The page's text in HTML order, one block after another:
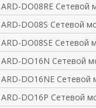
ARD-DO08RE Сетевой
ARD-DO08S Сетевой
ARD-DO08SE Сетевой
ARD-DO16N Сетевой
ARD-DO16NE Сетевой
ARD-DO16P Сетевой